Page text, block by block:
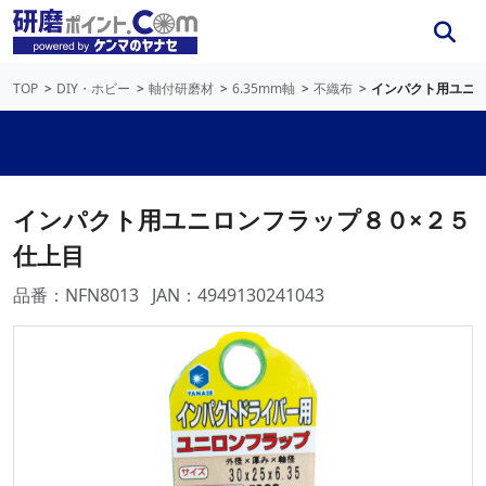
TOP DIY・ホビー 軸付研磨材 6.35mm軸 不織布 インパクト用ユニ
インパクト用ユニロンフラップ８０×２５
仕上目
品番：NFN8013 JAN：4949130241043